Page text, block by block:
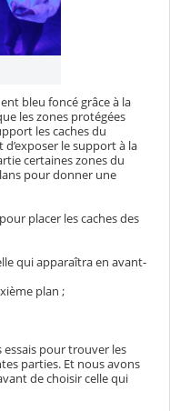
bleu foncé grâce à la
les zones protégées
les caches du
le support à la
certaines zones du
pour donner une
placer les caches des
qui apparaîtra en avant-
plan ;
pour trouver les
parties. Et nous avons
de choisir celle qui